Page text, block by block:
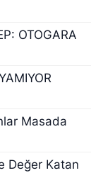
OTOGARA
Masada
Değer Katan